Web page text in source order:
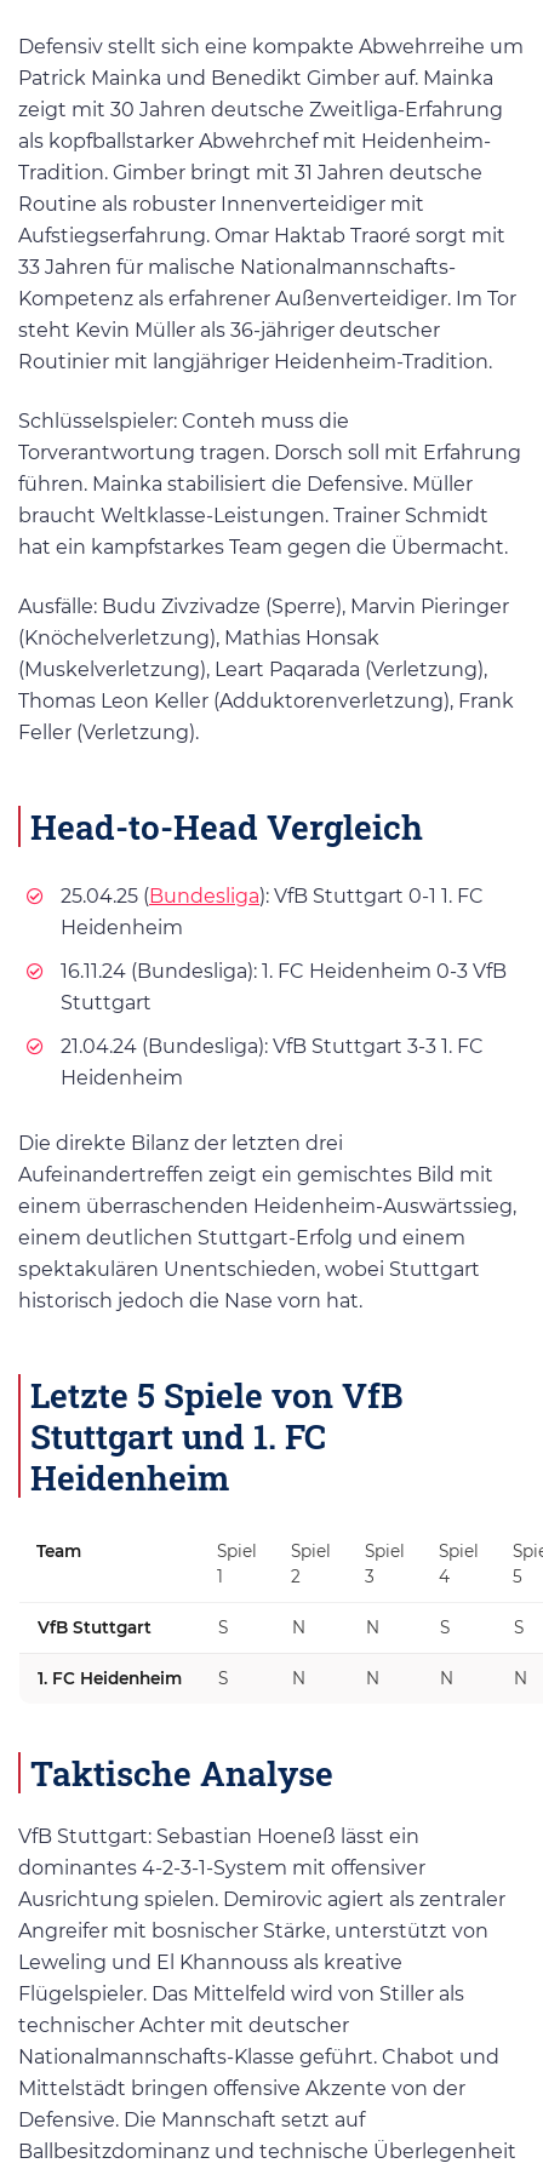
Defensiv stellt sich eine kompakte Abwehrreihe um
Patrick Mainka und Benedikt Gimber auf. Mainka
zeigt mit 30 Jahren deutsche Zweitliga-Erfahrung
als kopfballstarker Abwehrchef mit Heidenheim-
Tradition. Gimber bringt mit 31 Jahren deutsche
Routine als robuster Innenverteidiger mit
Aufstiegserfahrung. Omar Haktab Traoré sorgt mit
33 Jahren für malische Nationalmannschafts-
Kompetenz als erfahrener Außenverteidiger. Im Tor
steht Kevin Müller als 36-jähriger deutscher
Routinier mit langjähriger Heidenheim-Tradition.
Schlüsselspieler: Conteh muss die
Torverantwortung tragen. Dorsch soll mit Erfahrung
führen. Mainka stabilisiert die Defensive. Müller
braucht Weltklasse-Leistungen. Trainer Schmidt
hat ein kampfstarkes Team gegen die Übermacht.
Ausfälle: Budu Zivzivadze (Sperre), Marvin Pieringer
(Knöchelverletzung), Mathias Honsak
(Muskelverletzung), Leart Paqarada (Verletzung),
Thomas Leon Keller (Adduktorenverletzung), Frank
Feller (Verletzung).
Head-to-Head Vergleich
25.04.25 (Bundesliga): VfB Stuttgart 0-1 1. FC
Heidenheim
16.11.24 (Bundesliga): 1. FC Heidenheim 0-3 VfB
Stuttgart
21.04.24 (Bundesliga): VfB Stuttgart 3-3 1. FC
Heidenheim
Die direkte Bilanz der letzten drei
Aufeinandertreffen zeigt ein gemischtes Bild mit
einem überraschenden Heidenheim-Auswärtssieg,
einem deutlichen Stuttgart-Erfolg und einem
spektakulären Unentschieden, wobei Stuttgart
historisch jedoch die Nase vorn hat.
Letzte 5 Spiele von VfB
Stuttgart und 1. FC
Heidenheim
Team
Spiel
1
Spiel
2
Spiel
3
Spiel
4
5
VfB Stuttgart S N N S S
1. FC Heidenheim S N N N N
Taktische Analyse
VfB Stuttgart: Sebastian Hoeneß lässt ein
dominantes 4-2-3-1-System mit offensiver
Ausrichtung spielen. Demirovic agiert als zentraler
Angreifer mit bosnischer Stärke, unterstützt von
Leweling und El Khannouss als kreative
Flügelspieler. Das Mittelfeld wird von Stiller als
technischer Achter mit deutscher
Nationalmannschafts-Klasse geführt. Chabot und
Mittelstädt bringen offensive Akzente von der
Defensive. Die Mannschaft setzt auf
Ballbesitzdominanz und technische Überlegenheit